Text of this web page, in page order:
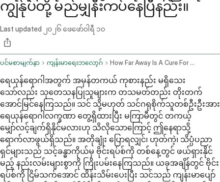
ကျွန်ုပ်တို့ မည်မျှနီးကပ်နေပြီနည်း။
Last updated ၂၀၂၆ ဖေဖော်ဝါရီ ၁၀
ပင်မစာမျက်နှာ ကျန်းမာရေးဘလော့ဂ် How Far Away Is A Cure For Herpes
ရေယုန်ရောဂါအတွက် အမှန်တကယ် ကုစားနည်း မရှိသေး
သော်လည်း သုတေသနပြုသူများက တသမတ်တည်း တိုးတက်
အောင်မြင်နေကြသည်။ သင် သို့မဟုတ် သင်ဂရုစိုက်သူတစ်ဦးဦးအား
ရေယုန်ရောဂါလက္ခဏာ တွေ့ရှိထားပြီး မကြာမီတွင် တကယ့်
မျှော်လင့်ချက်ရှိနိုင်မလားဟု သိလိုသောကြောင့် ဤနေရာသို့
ရောက်လာဖွယ်ရှိသည်။ အတိုချုံး ပြောရလျှင်၊ ဟုတ်ကဲ့၊ သိပ္ပံပညာ
ရှင်များသည် သင့်ခန္ဓာကိုယ်မှ ဗိုင်းရပ်စ်ကို တစ်နေ့တွင် ဖယ်ရှားနိုင်
မည့် နည်းလမ်းများစွာကို ကြိုးပမ်းနေကြသည်။ ယခုအချိန်တွင် ဗိုင်း
ရပ်စ်ကို ငြိမ်သက်အောင် ထိန်းသိမ်းပေးပြီး သင်သည် ကျန်းမာပျော်